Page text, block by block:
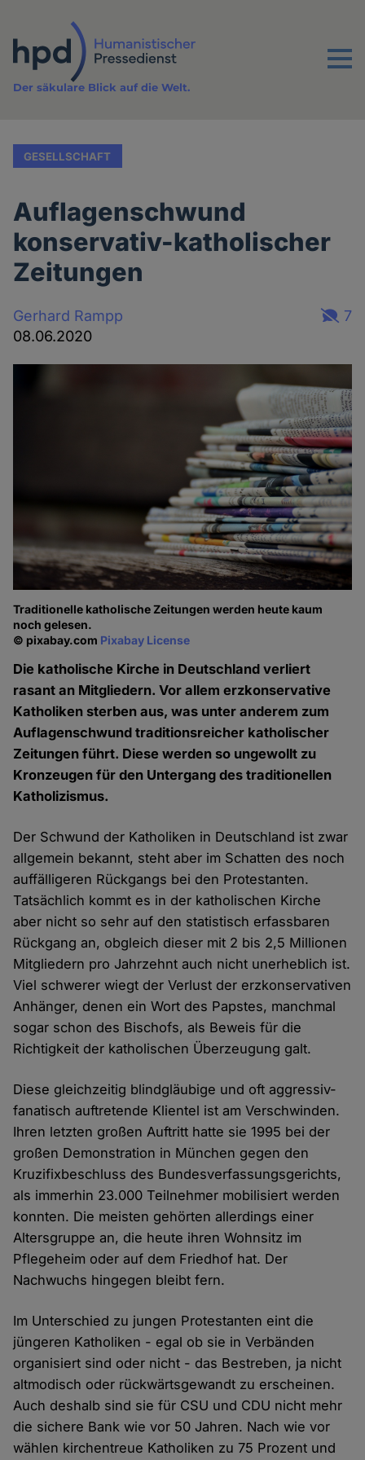
Inhalt
Menu
Der säkulare Blick auf die Welt.
GESELLSCHAFT
Auflagenschwund
konservativ-katholischer
Zeitungen
Gerhard Rampp
08.06.2020
7
Traditionelle katholische Zeitungen werden heute kaum
noch gelesen.
© pixabay.com Pixabay License
Die katholische Kirche in Deutschland verliert
rasant an Mitgliedern. Vor allem erzkonservative
Katholiken sterben aus, was unter anderem zum
Auflagenschwund traditionsreicher katholischer
Zeitungen führt. Diese werden so ungewollt zu
Kronzeugen für den Untergang des traditionellen
Katholizismus.
Der Schwund der Katholiken in Deutschland ist zwar
allgemein bekannt, steht aber im Schatten des noch
auffälligeren Rückgangs bei den Protestanten.
Tatsächlich kommt es in der katholischen Kirche
aber nicht so sehr auf den statistisch erfassbaren
Rückgang an, obgleich dieser mit 2 bis 2,5 Millionen
Mitgliedern pro Jahrzehnt auch nicht unerheblich ist.
Viel schwerer wiegt der Verlust der erzkonservativen
Anhänger, denen ein Wort des Papstes, manchmal
sogar schon des Bischofs, als Beweis für die
Richtigkeit der katholischen Überzeugung galt.
Diese gleichzeitig blindgläubige und oft aggressiv-
fanatisch auftretende Klientel ist am Verschwinden.
Ihren letzten großen Auftritt hatte sie 1995 bei der
großen Demonstration in München gegen den
Kruzifixbeschluss des Bundesverfassungsgerichts,
als immerhin 23.000 Teilnehmer mobilisiert werden
konnten. Die meisten gehörten allerdings einer
Altersgruppe an, die heute ihren Wohnsitz im
Pflegeheim oder auf dem Friedhof hat. Der
Nachwuchs hingegen bleibt fern.
Im Unterschied zu jungen Protestanten eint die
jüngeren Katholiken - egal ob sie in Verbänden
organisiert sind oder nicht - das Bestreben, ja nicht
altmodisch oder rückwärtsgewandt zu erscheinen.
Auch deshalb sind sie für CSU und CDU nicht mehr
die sichere Bank wie vor 50 Jahren. Nach wie vor
wählen kirchentreue Katholiken zu 75 Prozent und